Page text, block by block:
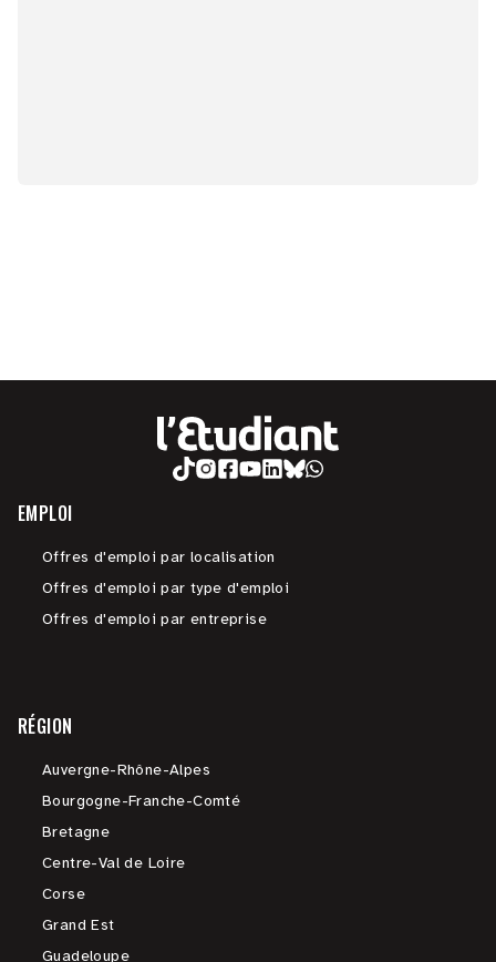
EMPLOI
Offres d'emploi par localisation
Offres d'emploi par type d'emploi
Offres d'emploi par entreprise
RÉGION
Auvergne-Rhône-Alpes
Bourgogne-Franche-Comté
Bretagne
Centre-Val de Loire
Corse
Grand Est
Guadeloupe